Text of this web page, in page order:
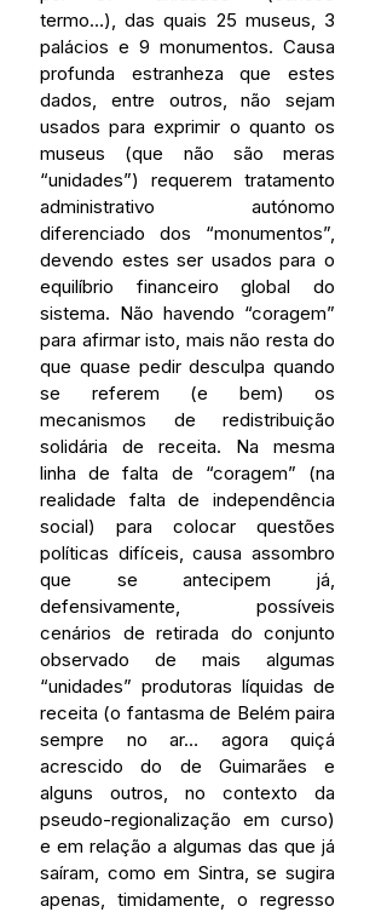
termo…), das quais 25 museus, 3
palácios e 9 monumentos. Causa
profunda estranheza que estes
dados, entre outros, não sejam
usados para exprimir o quanto os
museus (que não são meras
“unidades”) requerem tratamento
administrativo autónomo
diferenciado dos “monumentos”,
devendo estes ser usados para o
equilíbrio financeiro global do
sistema. Não havendo “coragem”
para afirmar isto, mais não resta do
que quase pedir desculpa quando
se referem (e bem) os
mecanismos de redistribuição
solidária de receita. Na mesma
linha de falta de “coragem” (na
realidade falta de independência
social) para colocar questões
políticas difíceis, causa assombro
que se antecipem já,
defensivamente, possíveis
cenários de retirada do conjunto
observado de mais algumas
“unidades” produtoras líquidas de
receita (o fantasma de Belém paira
sempre no ar… agora quiçá
acrescido do de Guimarães e
alguns outros, no contexto da
pseudo-regionalização em curso)
e em relação a algumas das que já
saíram, como em Sintra, se sugira
apenas, timidamente, o regresso